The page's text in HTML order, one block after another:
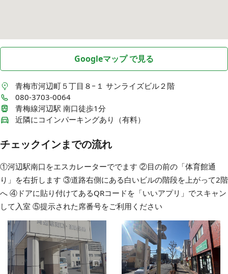
Googleマップ で見る
青梅市河辺町５丁目８−１ サンライズビル２階
080-3703-0064
青梅線河辺駅 南口徒歩1分
近隣にコインパーキングあり（有料）
チェックインまでの流れ
①河辺駅南口をエスカレーターででます ②目の前の「体育館通
り」を右折します ③道路右側にある白いビルの階段を上がって2階
へ ④ドアに貼り付けてあるQRコードを「いいアプリ」でスキャン
して入室 ⑤提示された席番号をご利用ください